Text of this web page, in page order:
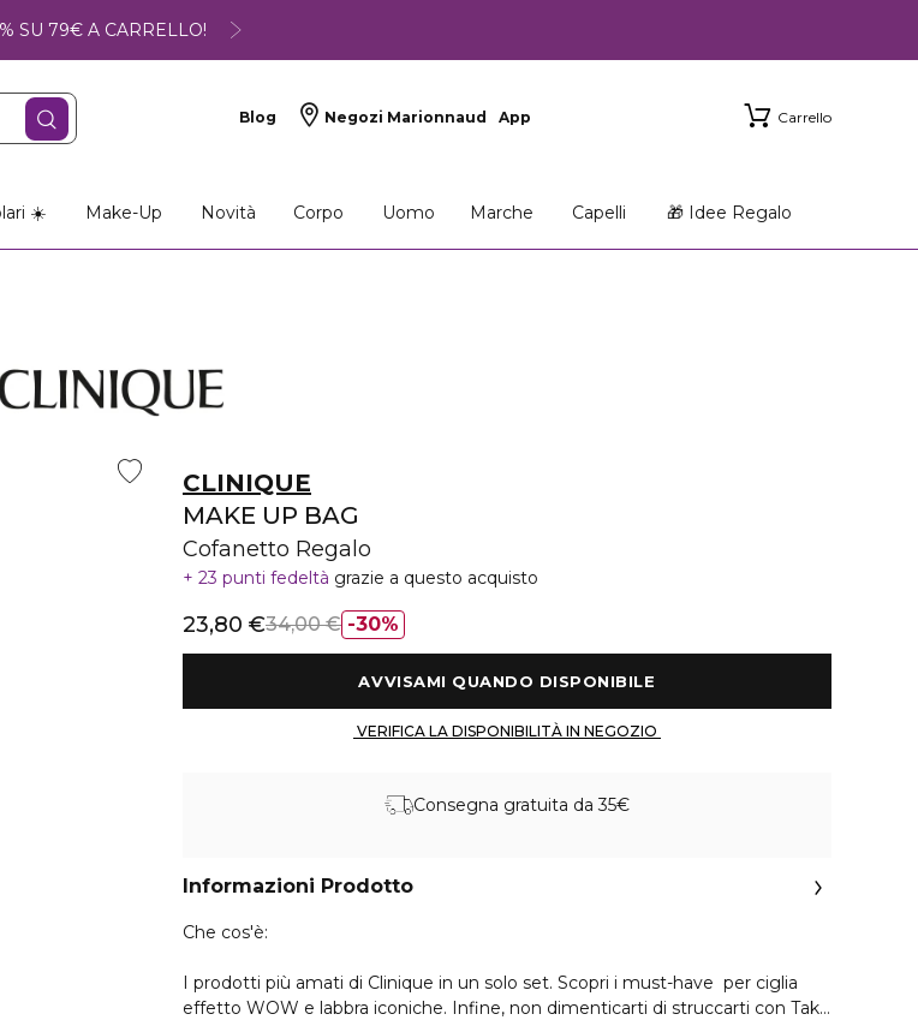
SU 79€ A CARRELLO!
Blog Negozi Marionnaud App Carrello
☀️ Make-Up Novità Corpo Uomo Marche Capelli 🎁 Idee Regalo
CLINIQUE
MAKE UP BAG
Cofanetto Regalo
23 punti fedeltà grazie a questo acquisto
30%
23,80 €34,00 €
Consegna gratuita da 35€
Informazioni Prodotto
Che cos'è:
I prodotti più amati di Clinique in un solo set. Scopri i must-have per ciglia
effetto WOW e labbra iconiche. Infine, non dimenticarti di struccarti con Take